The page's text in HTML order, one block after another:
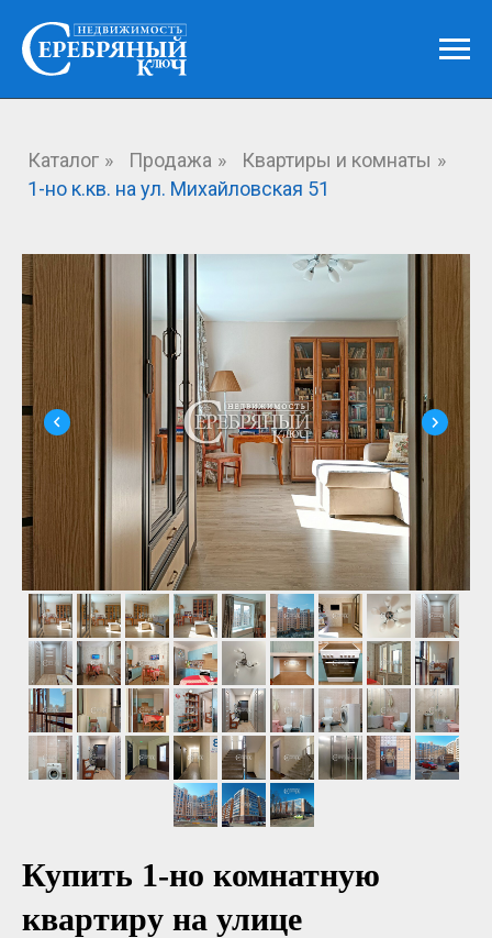
Каталог » Продажа » Квартиры и комнаты »
1-но к.кв. на ул. Михайловская 51
Купить 1-но комнатную
квартиру на улице